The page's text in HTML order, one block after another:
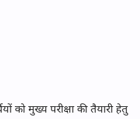
को मुख्य परीक्षा की तैयारी हेतु